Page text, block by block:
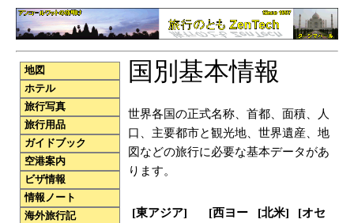
地図
ホテル
旅行写真
旅行用品
ガイドブック
空港案内
ビザ情報
情報ノート
海外旅行記
国別基本情報
世界各国の正式名称、首都、面積、人
口、主要都市と観光地、世界遺産、地
図などの旅行に必要な基本データがあ
ります。
[東アジア]
[西ヨー
[北米]
[オセ